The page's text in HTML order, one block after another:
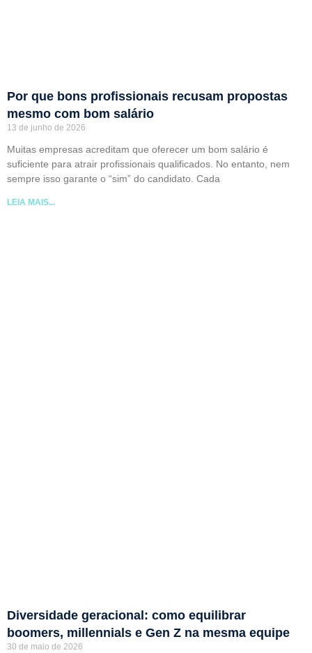
Por que bons profissionais recusam propostas
mesmo com bom salário
13 de junho de 2026
Muitas empresas acreditam que oferecer um bom salário é
suficiente para atrair profissionais qualificados. No entanto, nem
sempre isso garante o “sim” do candidato. Cada
LEIA MAIS...
Diversidade geracional: como equilibrar
boomers, millennials e Gen Z na mesma equipe
30 de maio de 2026